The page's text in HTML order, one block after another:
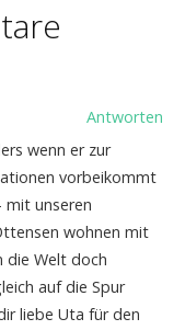
Antworten
wenn er zur
vorbeikommt
mit unseren
wohnen mit
die Welt doch
auf die Spur
liebe Uta für den